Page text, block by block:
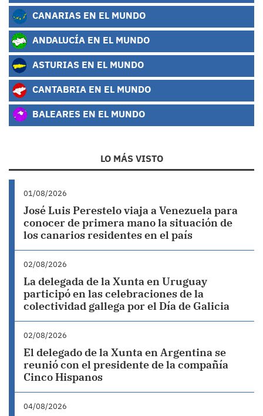
CANARIAS EN EL MUNDO
ANDALUCÍA EN EL MUNDO
ASTURIAS EN EL MUNDO
CANTABRIA EN EL MUNDO
BALEARES EN EL MUNDO
LO MÁS VISTO
01/08/2026
José Luis Perestelo viaja a Venezuela para
conocer de primera mano la situación de
los canarios residentes en el país
02/08/2026
La delegada de la Xunta en Uruguay
participó en las celebraciones de la
colectividad gallega por el Día de Galicia
02/08/2026
El delegado de la Xunta en Argentina se
reunió con el presidente de la compañía
Cinco Hispanos
04/08/2026